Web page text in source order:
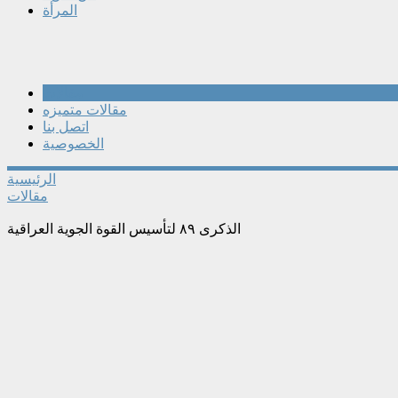
المرأة
مقالات متميزه
اتصل بنا
الخصوصية
الرئيسية
مقالات
الذكرى ٨٩ لتأسيس القوة الجوية العراقية